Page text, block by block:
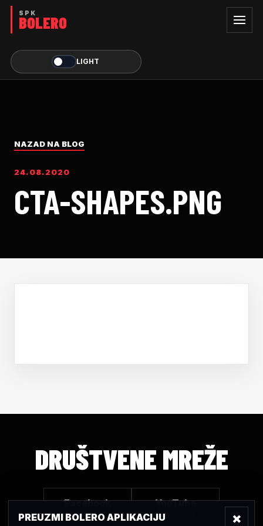
LIGHT
NAZAD NA BLOG
24.08.2020
CTA-SHAPES.PNG
DRUŠTVENE MREŽE
Facebook
YouTube
PREUZMI BOLERO APLIKACIJU
×